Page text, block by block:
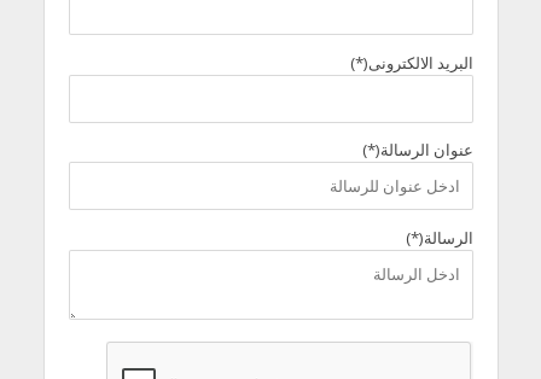
البريد الالكترونى(*)
عنوان الرسالة(*)
الرسالة(*)